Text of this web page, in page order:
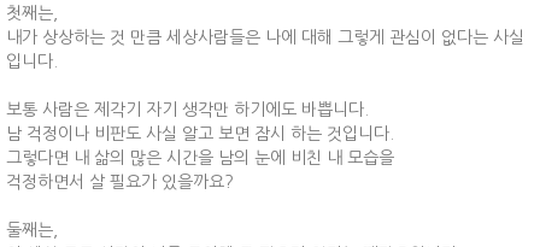
첫째는,
내가 상상하는 것 만큼 세상사람들은 나에 대해 그렇게 관심이 없다는 사실
입니다.
보통 사람은 제각기 자기 생각만 하기에도 바쁩니다.
남 걱정이나 비판도 사실 알고 보면 잠시 하는 것입니다.
그렇다면 내 삶의 많은 시간을 남의 눈에 비친 내 모습을
걱정하면서 살 필요가 있을까요?
둘째는,